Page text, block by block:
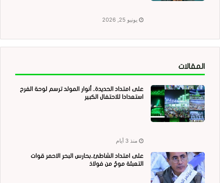
يونيو 25, 2026
المقالات
على امتداد الحديدة.. أنوار المولد ترسم لوحة الفرح
استعدادا للاحتفال الكبير
منذ 3 أيام
على امتداد الشاطئ..بحارس البحر الاحمر قوات
التعبئة موجٌ من فولاذ